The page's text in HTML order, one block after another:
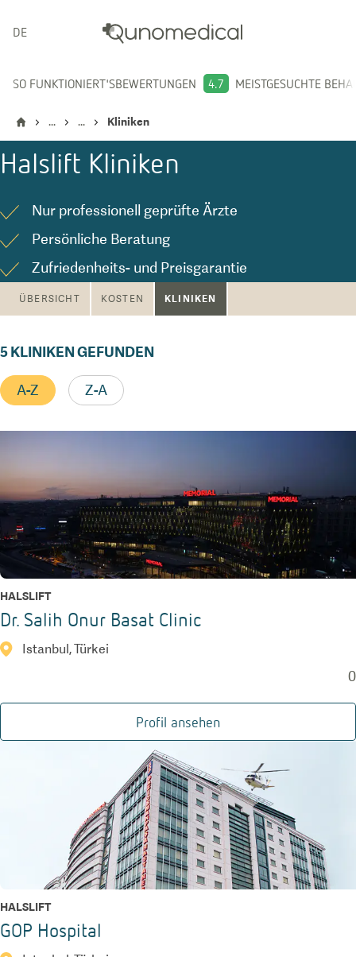
DEUTSCH
SO FUNKTIONIERT'SBEWERTUNGEN 4.7 MEISTGESUCHTE
... ... Kliniken
Halslift Kliniken
Nur professionell geprüfte Ärzte
Persönliche Beratung
Zufriedenheits- und Preisgarantie
ÜBERSICHT KOSTEN KLINIKEN
5KLINIKEN GEFUNDEN
A-Z Z-A
HALSLIFT
Dr. Salih Onur Basat Clinic
Istanbul, Türkei
0
Profil ansehen
HALSLIFT
GOP Hospital